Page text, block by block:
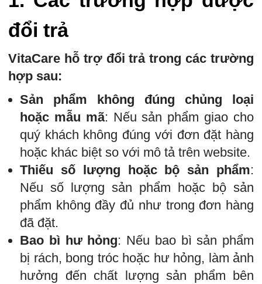
đổi trả
VitaCare hỗ trợ đổi trả trong các trường
hợp sau:
Sản phẩm không đúng chủng loại
hoặc mẫu mã: Nếu sản phẩm giao cho
quý khách không đúng với đơn đặt hàng
hoặc khác biệt so với mô tả trên website.
Thiếu số lượng hoặc bộ sản phẩm:
Nếu số lượng sản phẩm hoặc bộ sản
phẩm không đầy đủ như trong đơn hàng
đã đặt.
Bao bì hư hỏng: Nếu bao bì sản phẩm
bị rách, bong tróc hoặc hư hỏng, làm ảnh
hưởng đến chất lượng sản phẩm bên